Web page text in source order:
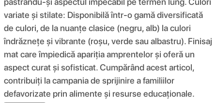
variate și stilate: Disponibilă într-o gamă diversificată
de culori, de la nuanțe clasice (negru, alb) la culori
îndrăznețe și vibrante (roșu, verde sau albastru). Finisaj
mat care împiedică apariția amprentelor și oferă un
aspect curat și sofisticat. Cumpărând acest articol,
contribuiți la campania de sprijinire a familiilor
defavorizate prin alimente și resurse educaționale.